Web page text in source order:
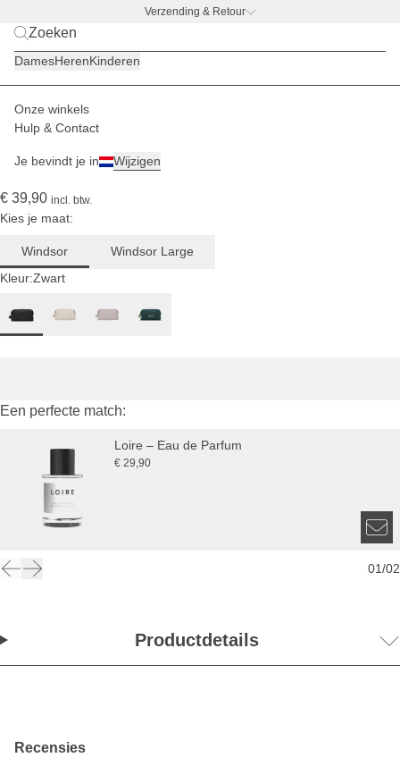
Verzending & Retour
DamesHerenKinderen
Onze winkels
Hulp & Contact
Je bevindt je in Wijzigen
Heren Accessoires
€ 39,90 incl. btw.
Kies je maat:
Windsor
Windsor Large
Kleur:Zwart
Een perfecte match:
Loire – Eau de Parfum
€ 29,90
01/02
Productdetails
Recensies